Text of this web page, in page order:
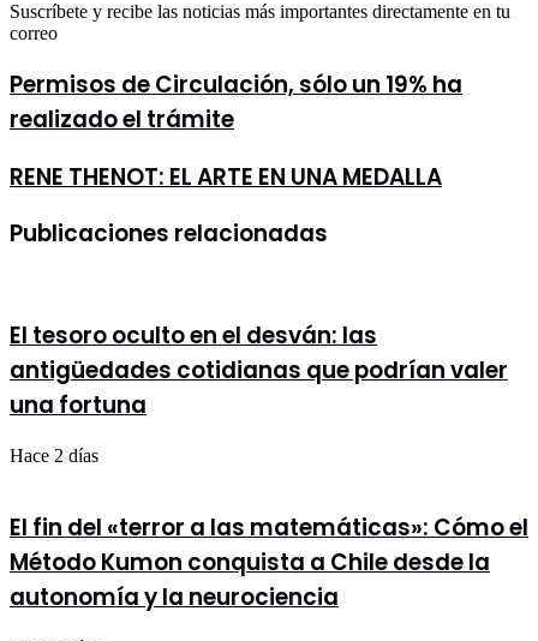
Suscríbete y recibe las noticias más importantes directamente en tu
correo
Permisos
de
Circulación,
19%
realizado
Permisos de Circulación, sólo un 19% ha
realizado el trámite
RENE
THENOT:
ARTE
RENE THENOT: EL ARTE EN UNA MEDALLA
Publicaciones relacionadas
El tesoro oculto en el desván: las
antigüedades cotidianas que podrían valer
una fortuna
Hace 2 días
El fin del «terror a las matemáticas»: Cómo el
Método Kumon conquista a Chile desde la
autonomía y la neurociencia